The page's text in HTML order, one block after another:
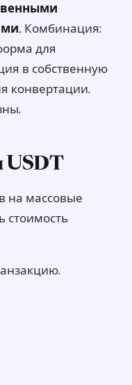
Комбинация:
для
в собственную
конвертации.
USDT
на массовые
стоимость